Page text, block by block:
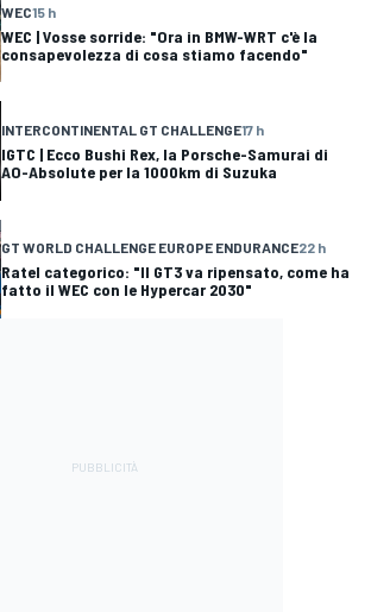
WEC15 h
WEC | Vosse sorride: "Ora in BMW-WRT c'è la
consapevolezza di cosa stiamo facendo"
INTERCONTINENTAL GT CHALLENGE17 h
IGTC | Ecco Bushi Rex, la Porsche-Samurai di
AO-Absolute per la 1000km di Suzuka
GT WORLD CHALLENGE EUROPE ENDURANCE22 h
Ratel categorico: "Il GT3 va ripensato, come ha
fatto il WEC con le Hypercar 2030"